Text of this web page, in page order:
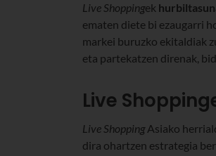
Live Shoppingek
ematen diete bi ezaugarri
markei buruzko ekitaldiak
eta partekatzen direnak,
Live
Live ShoppingAsiako
dira ohartzen estrategia